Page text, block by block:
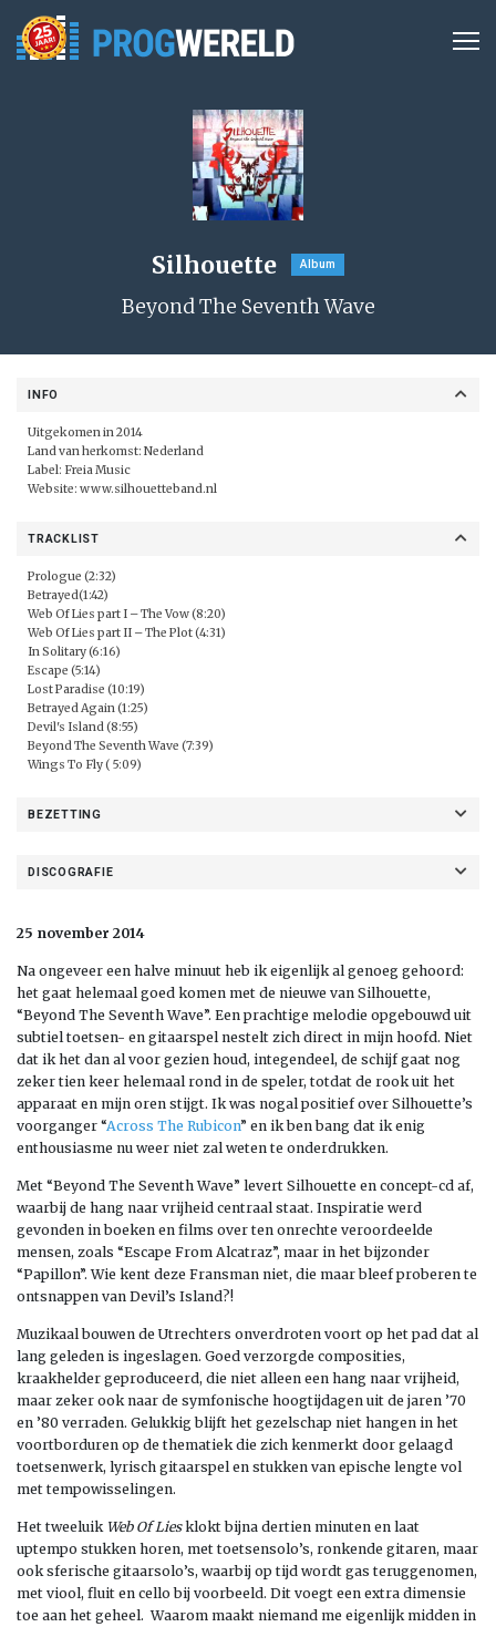
Silhouette Album
Beyond The Seventh Wave
INFO
Uitgekomen in 2014
Land van herkomst: Nederland
Label: Freia Music
Website: www.silhouetteband.nl
TRACKLIST
Prologue (2:32)
Betrayed(1:42)
Web Of Lies part I – The Vow (8:20)
Web Of Lies part II – The Plot (4:31)
In Solitary (6:16)
Escape (5:14)
Lost Paradise (10:19)
Betrayed Again (1:25)
Devil's Island (8:55)
Beyond The Seventh Wave (7:39)
Wings To Fly ( 5:09)
BEZETTING
DISCOGRAFIE
25 november 2014
Na ongeveer een halve minuut heb ik eigenlijk al genoeg gehoord:
het gaat helemaal goed komen met de nieuwe van Silhouette,
“Beyond The Seventh Wave”. Een prachtige melodie opgebouwd uit
subtiel toetsen- en gitaarspel nestelt zich direct in mijn hoofd. Niet
dat ik het dan al voor gezien houd, integendeel, de schijf gaat nog
zeker tien keer helemaal rond in de speler, totdat de rook uit het
apparaat en mijn oren stijgt. Ik was nogal positief over Silhouette’s
voorganger “Across The Rubicon” en ik ben bang dat ik enig
enthousiasme nu weer niet zal weten te onderdrukken.
Met “Beyond The Seventh Wave” levert Silhouette en concept-cd af,
waarbij de hang naar vrijheid centraal staat. Inspiratie werd
gevonden in boeken en films over ten onrechte veroordeelde
mensen, zoals “Escape From Alcatraz”, maar in het bijzonder
“Papillon”. Wie kent deze Fransman niet, die maar bleef proberen te
ontsnappen van Devil’s Island?!
Muzikaal bouwen de Utrechters onverdroten voort op het pad dat al
lang geleden is ingeslagen. Goed verzorgde composities,
kraakhelder geproduceerd, die niet alleen een hang naar vrijheid,
maar zeker ook naar de symfonische hoogtijdagen uit de jaren ’70
en ’80 verraden. Gelukkig blijft het gezelschap niet hangen in het
voortborduren op de thematiek die zich kenmerkt door gelaagd
toetsenwerk, lyrisch gitaarspel en stukken van epische lengte vol
met tempowisselingen.
Het tweeluik Web Of Liesklokt bijna dertien minuten en laat
uptempo stukken horen, met toetsensolo’s, ronkende gitaren, maar
ook sferische gitaarsolo’s, waarbij op tijd wordt gas teruggenomen,
met viool, fluit en cello bij voorbeeld. Dit voegt een extra dimensie
toe aan het geheel. Waarom maakt niemand me eigenlijk midden in